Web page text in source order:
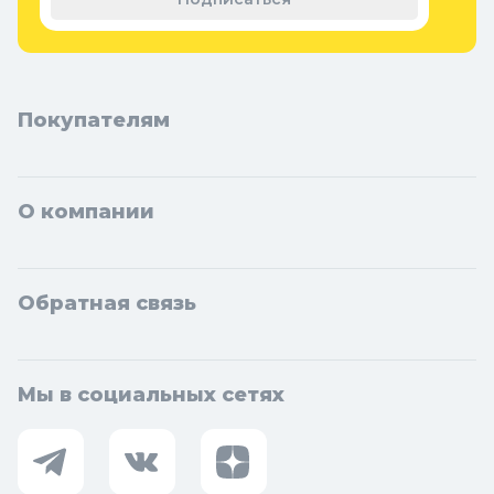
Фоминск, Дмитров, Лыткарино, Павловский Посад, Ступино,
Котельники, Фрязино, Дзержинский, Солнечногорск,
Покупателям
О компании
Обратная связь
Мы в социальных сетях